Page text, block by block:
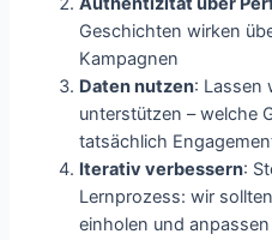
Geschichten wirken
Kampagnen
Daten nutzen: Lassen
unterstützen – welche
tatsächlich
Iterativ verbessern:
Lernprozess: wir
einholen und anpassen